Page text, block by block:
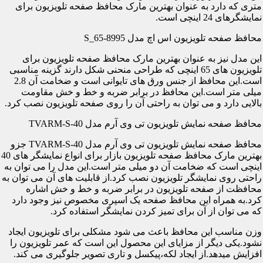
متری که دارد به عنوان بهترین مارک محافظ صفحه تلویزیون برای
نمایشگرهای 24 اینچی است.
محافظ صفحه تلویزیون اس اچ مدل S_65-8995
این مدل نیز به عنوان بهترین مارک محافظ صفحه تلویزیون برای
تلویزیون های 65 اینچی که طراحی منحنی شکل دارند گزینه مناسبی
است.این محافظ از جنس ورق های تایوانی است و ضخامت آن 2.8
میلی متر است.این محافظ در برابر ضربه و خط و خش مقاومت
بالایی دارد و می توان به راحتی آن را روی صفحه تلویزیون نصب کرد.
محافظ صفحه نمایش تلویزیون تی وی آرم مدل TVARM-S-40
محافظ صفحه نمایش تلویزیون تی وی آرم مدل TVARM-S-40 جزو
بهترین مارک محافظ صفحه تلویزیون بازار برای انواع نمایشگر های 40
اینچی است که ضخامت آن دو میلی متر است.این مدل را می توان به
راحتی روی نمایشگر تلویزیون نصب کرد.از قابلیت های آن می توان به
محافظت از صفحه تلویزیون در برابر ضربه و خط و خش اشاره
کرد.به همراه این محافظ صفحه یک اسپری مخصوص نیز وجود دارد
که می توان از آن برای تمیز کردن نمایشگر استفاده کرد.
وزن مناسب این محافظ باعث می شود مشکلی برای تلویزیون ایجاد
نشود.یکی دیگر از مزایای این محصول این است که عمر تلویزیون را
افزایش میدهد.از ایجاد لکه،پیکسل و تاری تصویر جلوگیری می کند.